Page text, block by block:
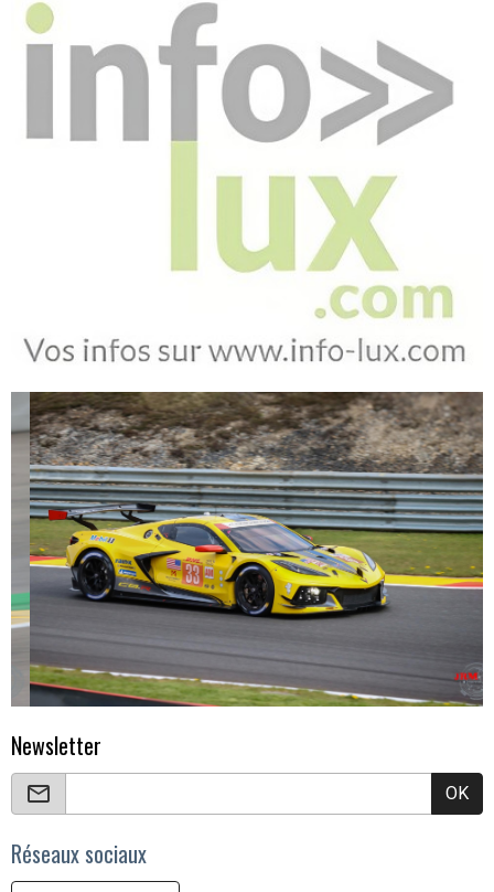
Newsletter
OK
Réseaux sociaux